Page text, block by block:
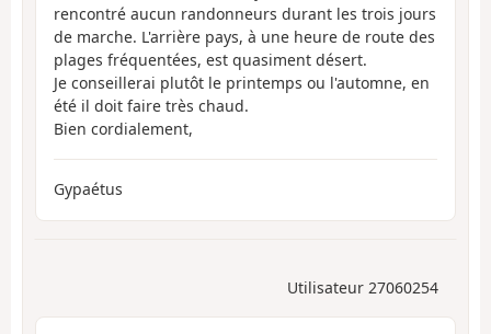
rencontré aucun randonneurs durant les trois jours
de marche. L'arrière pays, à une heure de route des
plages fréquentées, est quasiment désert.
Je conseillerai plutôt le printemps ou l'automne, en
été il doit faire très chaud.
Bien cordialement,
Gypaétus
Utilisateur 27060254